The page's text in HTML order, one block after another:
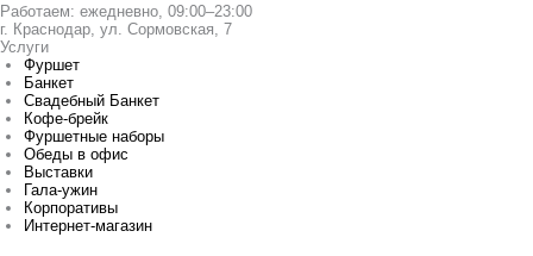
Работаем: ежедневно, 09:00–23:00
г. Краснодар, ул. Сормовская, 7
Услуги
Фуршет
Банкет
Свадебный Банкет
Кофе-брейк
Фуршетные наборы
Обеды в офис
Выставки
Гала-ужин
Корпоративы
Интернет-магазин